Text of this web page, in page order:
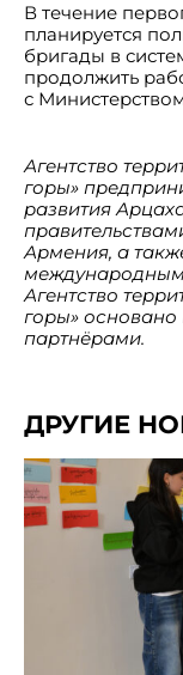
В течение
планируется
бригады в
продолжить
с
Агентство
горы»
развития
Армения, а
Агентство
горы»
партнёрами.
ДРУГИЕ